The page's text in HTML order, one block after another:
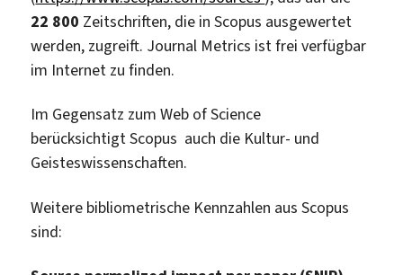
22 800 Zeitschriften, die in Scopus ausgewertet
werden, zugreift. Journal Metrics ist frei verfügbar
im Internet zu finden.
Im Gegensatz zum Web of Science
berücksichtigt Scopus auch die Kultur- und
Geisteswissenschaften.
Weitere bibliometrische Kennzahlen aus Scopus
sind: